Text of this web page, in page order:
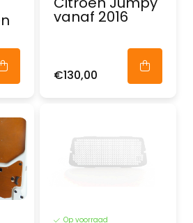
vanaf 2016
€130,00
Op voorraad